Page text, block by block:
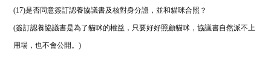
(17)是否同意簽訂認養協議書及核對身分證，並和貓咪合照？
(簽訂認養協議書是為了貓咪的權益，只要好好照顧貓咪，協議書自然派不上
用場，也不會公開。)